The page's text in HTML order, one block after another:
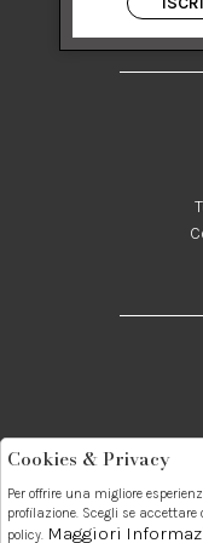
Telefono:
089237858
Cookies & Privacy
Per offrire una migliore
profilazione. Scegli se
policy. Maggiori